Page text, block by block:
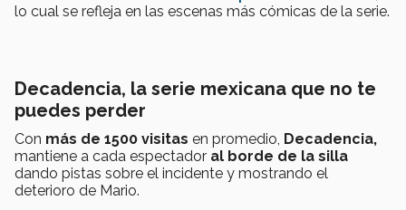
lo cual se refleja en las escenas más cómicas de la serie.
Decadencia, la serie mexicana que no te
puedes perder
Con más de 1500 visitas en promedio, Decadencia,
mantiene a cada espectador al borde de la silla
dando pistas sobre el incidente y mostrando el
deterioro de Mario.